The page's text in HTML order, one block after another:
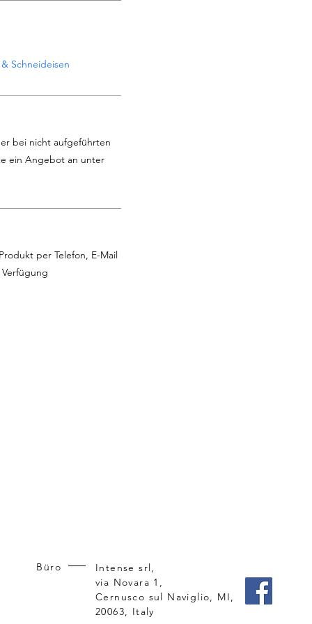
Schneideisen
bei nicht aufgeführten
ein Angebot an unter
per Telefon, E-Mail
Büro
Intense srl,
via Novara 1,
Cernusco sul Naviglio, MI,
20063, Italy